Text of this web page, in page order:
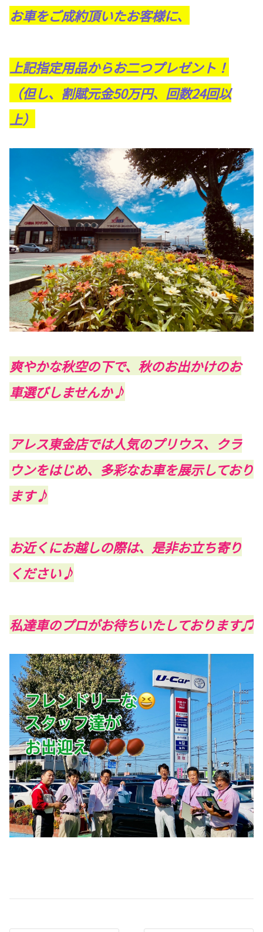
お車をご成約頂いたお客様に、
上記指定用品からお二つプレゼント！
（但し、割賦元金50万円、回数24回以
上）
爽やかな秋空の下で、秋のお出かけのお
車選びしませんか♪
アレス東金店では人気のプリウス、クラ
ウンをはじめ、多彩なお車を展示しており
ます♪
お近くにお越しの際は、是非お立ち寄り
ください♪
私達車のプロがお待ちいたしております♫